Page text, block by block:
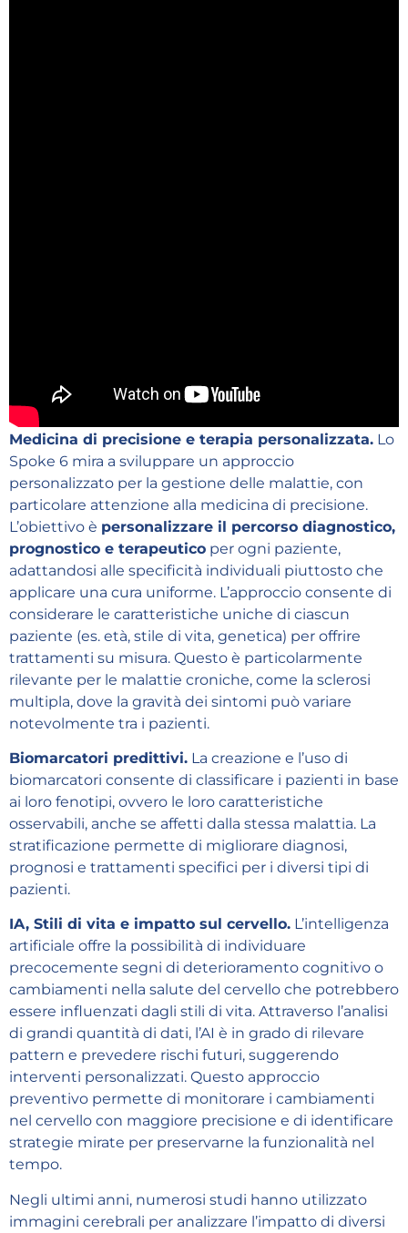
Medicina di precisione e terapia personalizzata. Lo
Spoke 6 mira a sviluppare un approccio
personalizzato per la gestione delle malattie, con
particolare attenzione alla medicina di precisione.
L’obiettivo è personalizzare il percorso diagnostico,
prognostico e terapeutico per ogni paziente,
adattandosi alle specificità individuali piuttosto che
applicare una cura uniforme. L’approccio consente di
considerare le caratteristiche uniche di ciascun
paziente (es. età, stile di vita, genetica) per offrire
trattamenti su misura. Questo è particolarmente
rilevante per le malattie croniche, come la sclerosi
multipla, dove la gravità dei sintomi può variare
notevolmente tra i pazienti.
Biomarcatori predittivi. La creazione e l’uso di
biomarcatori consente di classificare i pazienti in base
ai loro fenotipi, ovvero le loro caratteristiche
osservabili, anche se affetti dalla stessa malattia. La
stratificazione permette di migliorare diagnosi,
prognosi e trattamenti specifici per i diversi tipi di
pazienti.
IA, Stili di vita e impatto sul cervello. L’intelligenza
artificiale offre la possibilità di individuare
precocemente segni di deterioramento cognitivo o
cambiamenti nella salute del cervello che potrebbero
essere influenzati dagli stili di vita. Attraverso l’analisi
di grandi quantità di dati, l’AI è in grado di rilevare
pattern e prevedere rischi futuri, suggerendo
interventi personalizzati. Questo approccio
preventivo permette di monitorare i cambiamenti
nel cervello con maggiore precisione e di identificare
strategie mirate per preservarne la funzionalità nel
tempo.
Negli ultimi anni, numerosi studi hanno utilizzato
immagini cerebrali per analizzare l’impatto di diversi